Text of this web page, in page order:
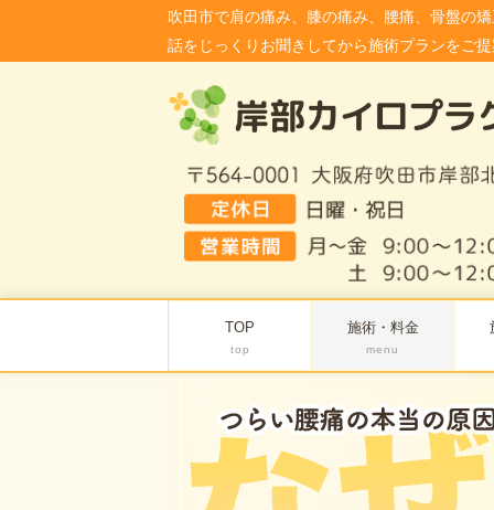
吹田市で肩の痛み、膝の痛み、腰痛、骨盤の
話をじっくりお聞きしてから施術プランをご
TOP
top
施術・料金
menu